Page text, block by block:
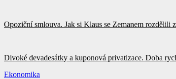
Opoziční smlouva. Jak si Klaus se Zemanem rozdělili
Divoké devadesátky a kuponová privatizace. Doba
Ekonomika